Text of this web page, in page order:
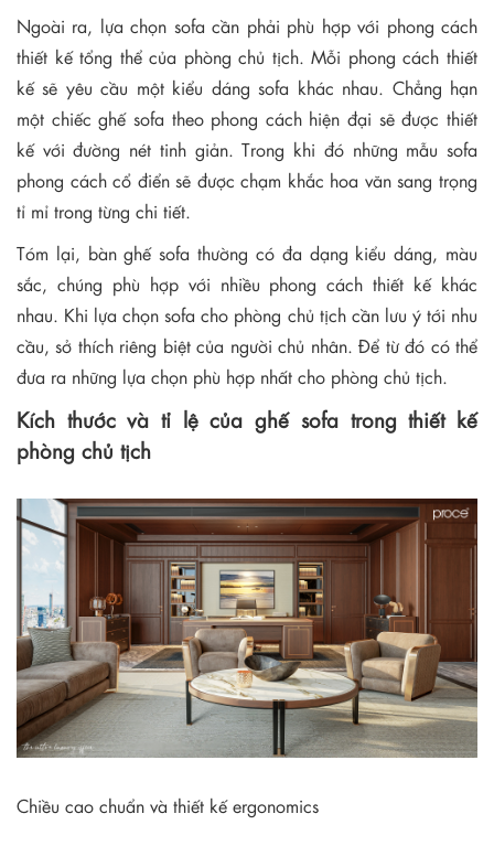
Ngoài ra, lựa chọn sofa cần phải phù hợp với phong cách
thiết kế tổng thể của phòng chủ tịch. Mỗi phong cách thiết
kế sẽ yêu cầu một kiểu dáng sofa khác nhau. Chẳng hạn
một chiếc ghế sofa theo phong cách hiện đại sẽ được thiết
kế với đường nét tinh giản. Trong khi đó những mẫu sofa
phong cách cổ điển sẽ được chạm khắc hoa văn sang trọng
tỉ mỉ trong từng chi tiết.
Tóm lại, bàn ghế sofa thường có đa dạng kiểu dáng, màu
sắc, chúng phù hợp với nhiều phong cách thiết kế khác
nhau. Khi lựa chọn sofa cho phòng chủ tịch cần lưu ý tới nhu
cầu, sở thích riêng biệt của người chủ nhân. Để từ đó có thể
đưa ra những lựa chọn phù hợp nhất cho phòng chủ tịch.
Kích thước và tỉ lệ của ghế sofa trong thiết kế
phòng chủ tịch
Chiều cao chuẩn và thiết kế ergonomics